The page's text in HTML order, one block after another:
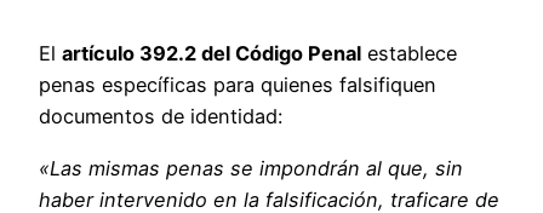
El artículo 392.2 del Código Penal establece
penas específicas para quienes falsifiquen
documentos de identidad:
«Las mismas penas se impondrán al que, sin
haber intervenido en la falsificación, traficare de